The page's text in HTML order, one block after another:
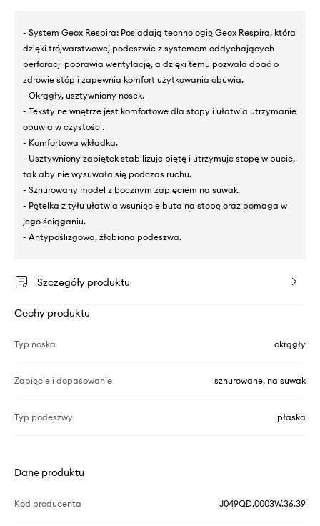
- System Geox Respira: Posiadają technologię Geox Respira, która
dzięki trójwarstwowej podeszwie z systemem oddychających
perforacji poprawia wentylację, a dzięki temu pozwala dbać o
zdrowie stóp i zapewnia komfort użytkowania obuwia.
- Okrągły, usztywniony nosek.
- Tekstylne wnętrze jest komfortowe dla stopy i ułatwia utrzymanie
obuwia w czystości.
- Komfortowa wkładka.
- Usztywniony zapiętek stabilizuje piętę i utrzymuje stopę w bucie,
tak aby nie wysuwała się podczas ruchu.
- Sznurowany model z bocznym zapięciem na suwak.
- Pętelka z tyłu ułatwia wsunięcie buta na stopę oraz pomaga w
jego ściąganiu.
- Antypoślizgowa, żłobiona podeszwa.
Szczegóły produktu
Cechy produktu
Typ noska okrągły
Zapięcie i dopasowanie sznurowane, na suwak
Typ podeszwy płaska
Dane produktu
Kod producenta J049QD.0003W.36.39